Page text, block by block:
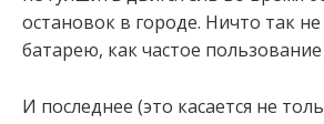
остановок в городе. Ничто так не
батарею, как частое
И последнее (это касается не